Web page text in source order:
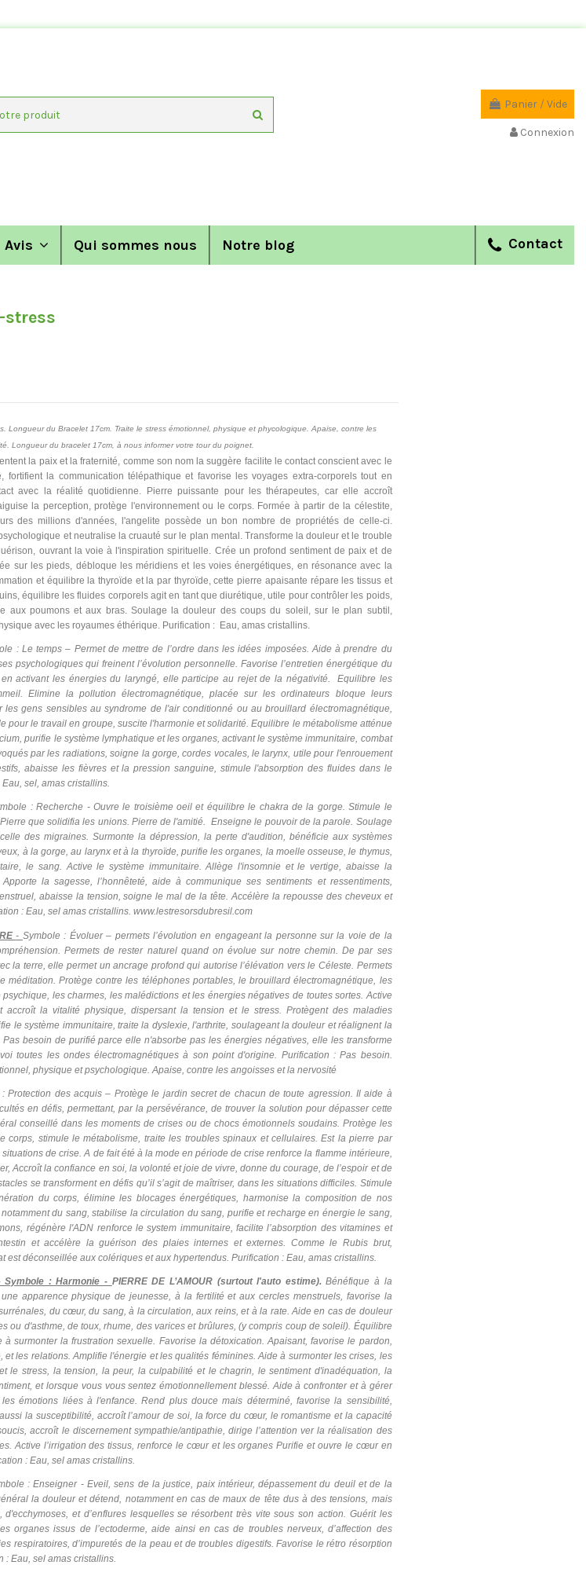
Panier / Vide
Connexion
Avis Contact
Qui sommes nous Notre blog
stress
Longueur du Bracelet 17cm. Traite le stress émotionnel, physique et phycologique. Apaise, contre les
Longueur du bracelet 17cm, à nous informer votre tour du poignet.
la paix et la fraternité, comme son nom la suggère facilite le contact conscient avec le
fortifient la communication télépathique et favorise les voyages extra-corporels tout en
avec la réalité quotidienne. Pierre puissante pour les thérapeutes, car elle accroît
la perception, protège l'environnement ou le corps. Formée à partir de la célestite,
des millions d'années, l'angelite possède un bon nombre de propriétés de celle-ci.
et neutralise la cruauté sur le plan mental. Transforme la douleur et le trouble
ouvrant la voie à l'inspiration spirituelle. Crée un profond sentiment de paix et de
sur les pieds, débloque les méridiens et les voies énergétiques, en résonance avec la
et équilibre la thyroïde et la par thyroïde, cette pierre apaisante répare les tissus et
équilibre les fluides corporels agit en tant que diurétique, utile pour contrôler les poids,
aux poumons et aux bras. Soulage la douleur des coups du soleil, sur le plan subtil,
avec les royaumes éthérique. Purification : Eau, amas cristallins.
: Le temps – Permet de mettre de l’ordre dans les idées imposées. Aide à prendre du
psychologiques qui freinent l’évolution personnelle. Favorise l’entretien énergétique du
en activant les énergies du laryngé, elle participe au rejet de la négativité. Equilibre les
Elimine la pollution électromagnétique, placée sur les ordinateurs bloque leurs
les gens sensibles au syndrome de l'air conditionné ou au brouillard électromagnétique,
pour le travail en groupe, suscite l'harmonie et solidarité. Equilibre le métabolisme atténue
purifie le système lymphatique et les organes, activant le système immunitaire, combat
par les radiations, soigne la gorge, cordes vocales, le larynx, utile pour l'enrouement
abaisse les fièvres et la pression sanguine, stimule l'absorption des fluides dans le
sel, amas cristallins.
: Recherche - Ouvre le troisième oeil et équilibre le chakra de la gorge. Stimule le
que solidifia les unions. Pierre de l'amitié. Enseigne le pouvoir de la parole. Soulage
des migraines. Surmonte la dépression, la perte d'audition, bénéficie aux systèmes
à la gorge, au larynx et à la thyroïde, purifie les organes, la moelle osseuse, le thymus,
le sang. Active le système immunitaire. Allège l'insomnie et le vertige, abaisse la
la sagesse, l’honnêteté, aide à communique ses sentiments et ressentiments,
abaisse la tension, soigne le mal de la tête. Accélère la repousse des cheveux et
: Eau, sel amas cristallins. www.lestresorsdubresil.com
- Symbole : Évoluer – permets l’évolution en engageant la personne sur la voie de la
Permets de rester naturel quand on évolue sur notre chemin. De par ses
la terre, elle permet un ancrage profond qui autorise l’élévation vers le Céleste. Permets
méditation. Protège contre les téléphones portables, le brouillard électromagnétique, les
les charmes, les malédictions et les énergies négatives de toutes sortes. Active
accroît la vitalité physique, dispersant la tension et le stress. Protègent des maladies
le système immunitaire, traite la dyslexie, l'arthrite, soulageant la douleur et réalignent la
besoin de purifié parce elle n'absorbe pas les énergies négatives, elle les transforme
toutes les ondes électromagnétiques à son point d'origine. Purification : Pas besoin.
physique et psychologique. Apaise, contre les angoisses et la nervosité
: Protection des acquis – Protège le jardin secret de chacun de toute agression. Il aide à
en défis, permettant, par la persévérance, de trouver la solution pour dépasser cette
conseillé dans les moments de crises ou de chocs émotionnels soudains. Protège les
corps, stimule le métabolisme, traite les troubles spinaux et cellulaires. Est la pierre par
de crise. A de fait été à la mode en période de crise renforce la flamme intérieure,
Accroît la confiance en soi, la volonté et joie de vivre, donne du courage, de l’espoir et de
se transforment en défis qu’il s’agit de maîtriser, dans les situations difficiles. Stimule
du corps, élimine les blocages énergétiques, harmonise la composition de nos
du sang, stabilise la circulation du sang, purifie et recharge en énergie le sang,
régénère l'ADN renforce le system immunitaire, facilite l’absorption des vitamines et
et accélère la guérison des plaies internes et externes. Comme le Rubis brut,
est déconseillée aux colériques et aux hypertendus. Purification : Eau, amas cristallins.
Symbole : Harmonie - PIERRE DE L’AMOUR (surtout l'auto estime).Bénéfique à la
apparence physique de jeunesse, à la fertilité et aux cercles menstruels, favorise la
du cœur, du sang, à la circulation, aux reins, et à la rate. Aide en cas de douleur
ou d'asthme, de toux, rhume, des varices et brûlures, (y compris coup de soleil). Équilibre
surmonter la frustration sexuelle. Favorise la détoxication. Apaisant, favorise le pardon,
et les relations. Amplifie l'énergie et les qualités féminines. Aide à surmonter les crises, les
le stress, la tension, la peur, la culpabilité et le chagrin, le sentiment d'inadéquation, la
et lorsque vous vous sentez émotionnellement blessé. Aide à confronter et à gérer
émotions liées à l'enfance. Rend plus douce mais déterminé, favorise la sensibilité,
la susceptibilité, accroît l’amour de soi, la force du cœur, le romantisme et la capacité
accroît le discernement sympathie/antipathie, dirige l’attention ver la réalisation des
Active l’irrigation des tissus, renforce le cœur et les organes Purifie et ouvre le cœur en
: Eau, sel amas cristallins.
: Enseigner - Eveil, sens de la justice, paix intérieur, dépassement du deuil et de la
la douleur et détend, notamment en cas de maux de tête dus à des tensions, mais
d'ecchymoses, et d’enflures lesquelles se résorbent très vite sous son action. Guérit les
organes issus de l’ectoderme, aide ainsi en cas de troubles nerveux, d’affection des
respiratoires, d’impuretés de la peau et de troubles digestifs. Favorise le rétro résorption
: Eau, sel amas cristallins.